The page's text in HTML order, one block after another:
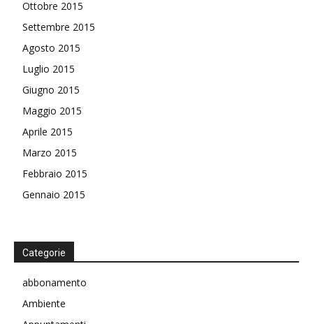
Ottobre 2015
Settembre 2015
Agosto 2015
Luglio 2015
Giugno 2015
Maggio 2015
Aprile 2015
Marzo 2015
Febbraio 2015
Gennaio 2015
Categorie
abbonamento
Ambiente